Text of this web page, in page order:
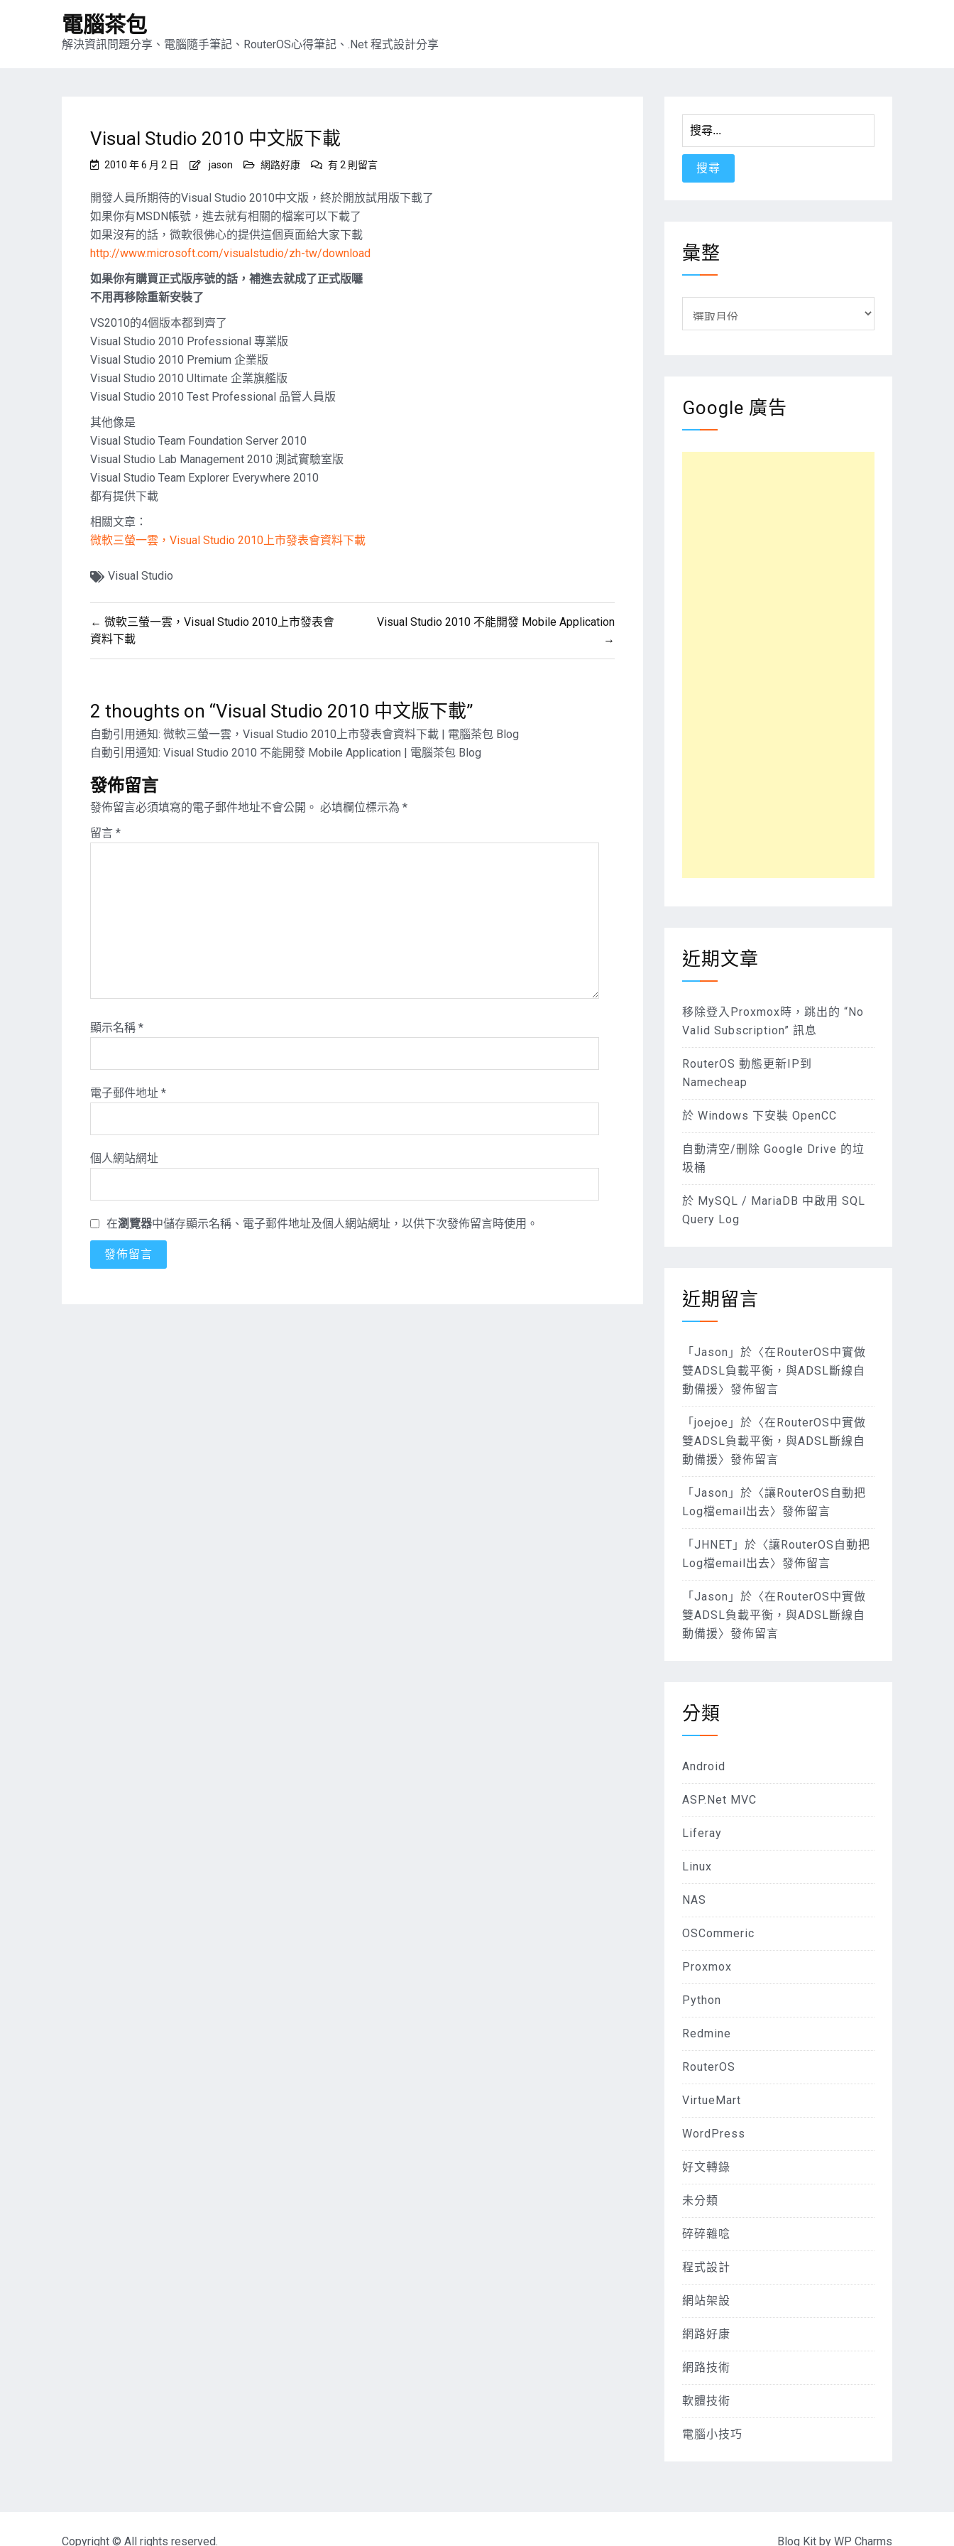
電腦茶包
解決資訊問題分享、電腦隨手筆記、RouterOS心得筆記、.Net 程式設計分享
Visual Studio 2010 中文版下載
2010 年 6 月 2 日 jason 網路好康
在
Studio
中
文
版
載〉
有 2 則留言
開發人員所期待的Visual Studio 2010中文版，終於開放試用版下載了
如果你有MSDN帳號，進去就有相關的檔案可以下載了
如果沒有的話，微軟很佛心的提供這個頁面給大家下載
http://www.microsoft.com/visualstudio/zh-tw/download
如果你有購買正式版序號的話，補進去就成了正式版囉
不用再移除重新安裝了
VS2010的4個版本都到齊了
Visual Studio 2010 Professional 專業版
Visual Studio 2010 Premium 企業版
Visual Studio 2010 Ultimate 企業旗艦版
Visual Studio 2010 Test Professional 品管人員版
其他像是
Visual Studio Team Foundation Server 2010
Visual Studio Lab Management 2010 測試實驗室版
Visual Studio Team Explorer Everywhere 2010
都有提供下載
相關文章：
微軟三螢一雲，Visual Studio 2010上市發表會資料下載
Visual Studio
文
章
← 微軟三螢一雲，Visual Studio 2010上市發表會
資料下載
Visual Studio 2010 不能開發 Mobile Application
→
2 thoughts on “Visual Studio 2010 中文版下載”
自動引用通知: 微軟三螢一雲，Visual Studio 2010上市發表會資料下載 | 電腦茶包 Blog
自動引用通知: Visual Studio 2010 不能開發 Mobile Application | 電腦茶包 Blog
發佈留言
發佈留言必須填寫的電子郵件地址不會公開。 必填欄位標示為 *
留言 *
顯示名稱 *
電子郵件地址 *
個人網站網址
在瀏覽器中儲存顯示名稱、電子郵件地址及個人網站網址，以供下次發佈留言時使用。
搜
尋
關
彙整
Google 廣告
近期文章
移除登入Proxmox時，跳出的 “No
Valid Subscription” 訊息
RouterOS 動態更新IP到
Namecheap
於 Windows 下安裝 OpenCC
自動清空/刪除 Google Drive 的垃
圾桶
於 MySQL / MariaDB 中啟用 SQL
Query Log
近期留言
「 Jason 」於〈在RouterOS中實做
雙ADSL負載平衡，與ADSL斷線自
動備援〉發佈留言
「 joejoe 」於〈在RouterOS中實做
雙ADSL負載平衡，與ADSL斷線自
動備援〉發佈留言
「 Jason 」於〈讓RouterOS自動把
Log檔email出去〉發佈留言
「 JHNET 」於〈讓RouterOS自動把
Log檔email出去〉發佈留言
「 Jason 」於〈在RouterOS中實做
雙ADSL負載平衡，與ADSL斷線自
動備援〉發佈留言
分類
Android
ASP.Net MVC
Liferay
Linux
NAS
OSCommeric
Proxmox
Python
Redmine
RouterOS
VirtueMart
WordPress
好文轉錄
未分類
碎碎雜唸
程式設計
網站架設
網路好康
網路技術
軟體技術
電腦小技巧
Copyright © All rights reserved. Blog Kit by WP Charms